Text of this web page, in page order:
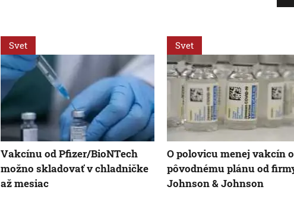
Svet
Vakcínu od Pfizer/BioNTech
možno skladovať v chladničke
až mesiac
Svet
O polovicu menej vakcín
pôvodnému plánu od
Johnson & Johnson